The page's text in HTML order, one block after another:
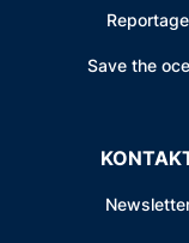
Reportage
Save the